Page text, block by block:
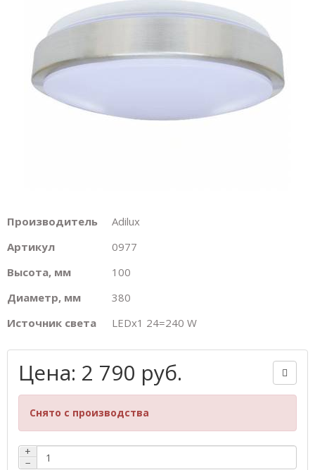
Производитель
Adilux
Артикул
0977
Высота, мм
100
Диаметр, мм
380
Источник света
LEDх1 24=240 W
Цена: 2 790 руб.
Снято с производства
+
−